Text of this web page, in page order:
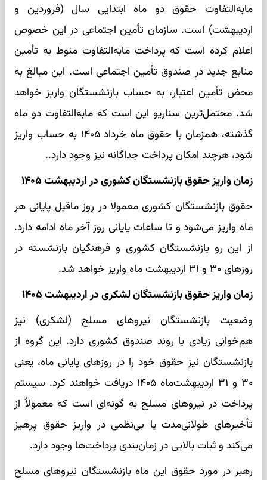
مابه‌التفاوت حقوق دو ماه ابتدایی سال (فروردین و
اردیبهشت) است. سازمان تأمین اجتماعی در این خصوص
اعلام کرده است که پرداخت مابه‌التفاوت منوط به تأمین
منابع جدید در صندوق تأمین اجتماعی است. این مبالغ به
محض تأمین اعتبار، به حساب بازنشستگان واریز خواهد
شد. محتمل‌ترین سناریو این است که مابه‌التفاوت دو ماه
گذشته، همزمان با حقوق ماه خرداد ۱۴۰۵ به حساب واریز
شود، هرچند امکان پرداخت جداگانه نیز وجود دارد..
زمان واریز حقوق بازنشستگان کشوری در اردیبهشت ۱۴۰۵
حقوق بازنشستگان کشوری معمولا در روز ماقبل پایانی هر
ماه واریز می‌شود و تا ساعات پایانی روز آخر ماه ادامه دارد.
از این رو بازنشستگان کشوری و فرهنگیان بازنشسته در
روزهای ۳۰ و ۳۱ اردیبهشت ماه واریز خواهد شد.
زمان واریز حقوق بازنشستگان لشکری در اردیبهشت ۱۴۰۵
وضعیت بازنشستگان نیروهای مسلح (لشکری) نیز
هم‌خوانی زیادی با روند صندوق کشوری دارد. این گروه از
بازنشستگان نیز حقوق خود را در روزهای پایانی ماه، یعنی
۳۰ و ۳۱ اردیبهشت‌ماه ۱۴۰۵ دریافت خواهند کرد. سیستم
پرداخت در نیروهای مسلح به گونه‌ای است که معمولاً از
تأخیرهای طولانی‌مدت یا بی‌نظمی در واریز حقوق پرهیز
می‌کند و ثبات بالایی در زمان‌بندی پرداخت‌ها وجود دارد.
رهبر در مورد حقوق این ماه بازنشستگان نیروهای مسلح